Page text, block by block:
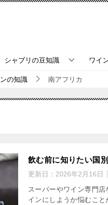
シャブリの豆知識 ワイ
の知識 南アフリカ
飲む前に知りたい国
更新日： 2026年2月16日
スーパーやワイン専門
インにしようか悩むこ